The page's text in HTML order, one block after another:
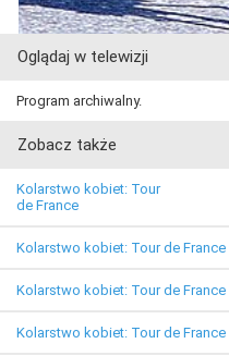
Oglądaj w telewizji
Program archiwalny.
Zobacz także
Kolarstwo kobiet: Tour
de France
Kolarstwo kobiet: Tour de France
Kolarstwo kobiet: Tour de France
Kolarstwo kobiet: Tour de France